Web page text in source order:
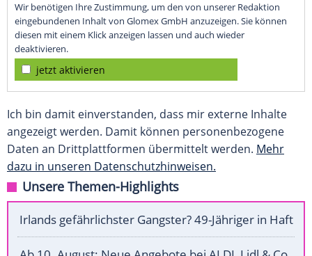
Wir benötigen Ihre Zustimmung, um den von unserer Redaktion
eingebundenen Inhalt von Glomex GmbH anzuzeigen. Sie können
diesen mit einem Klick anzeigen lassen und auch wieder
deaktivieren.
jetzt aktivieren
Ich bin damit einverstanden, dass mir externe Inhalte
angezeigt werden. Damit können personenbezogene
Daten an Drittplattformen übermittelt werden. Mehr
dazu in unseren Datenschutzhinweisen.
Unsere Themen-Highlights
Irlands gefährlichster Gangster? 49-Jähriger in Haft